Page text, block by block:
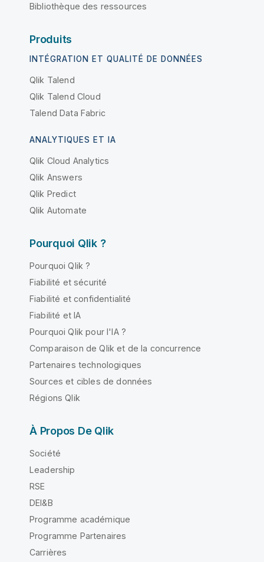
Bibliothèque des ressources
Produits
INTÉGRATION ET QUALITÉ DE DONNÉES
Qlik Talend
Qlik Talend Cloud
Talend Data Fabric
ANALYTIQUES ET IA
Qlik Cloud Analytics
Qlik Answers
Qlik Predict
Qlik Automate
Pourquoi Qlik ?
Pourquoi Qlik ?
Fiabilité et sécurité
Fiabilité et confidentialité
Fiabilité et IA
Pourquoi Qlik pour l'IA ?
Comparaison de Qlik et de la concurrence
Partenaires technologiques
Sources et cibles de données
Régions Qlik
À Propos De Qlik
Société
Leadership
RSE
DEI&B
Programme académique
Programme Partenaires
Carrières